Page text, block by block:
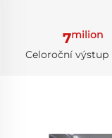
7milion
Celoroční výstup